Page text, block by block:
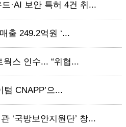
·AI 보안 특허 4건 취...
출 249.2억원 ‘...
스 인수... “위협...
텀 CNAPP’으...
‘국방보안지원단’ 창...